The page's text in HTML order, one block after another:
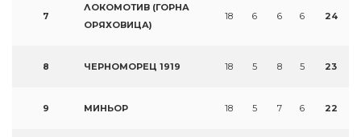
7
ЛОКОМОТИВ (ГОРНА
ОРЯХОВИЦА)
18 6 6 6 24
8 ЧЕРНОМОРЕЦ 1919 18 5 8 5 23
9 МИНЬОР 18 5 7 6 22